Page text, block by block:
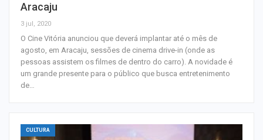
Aracaju
3 jul, 2020
O Cine Vitória anunciou que deverá implantar até o mês de
agosto, em Aracaju, sessões de cinema drive-in (onde as
pessoas assistem os filmes de dentro do carro). A novidade é
um grande presente para o público que busca entretenimento
de…
CULTURA